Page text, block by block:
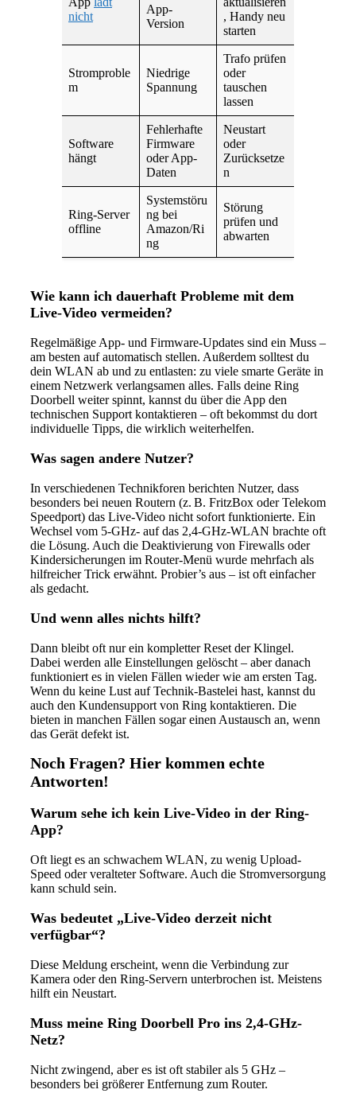
nicht
App-
Version
, Handy neu
starten
Stromproble
m
Niedrige
Spannung
Trafo prüfen
oder
tauschen
lassen
Software
hängt
Fehlerhafte
Firmware
oder App-
Daten
Neustart
oder
Zurücksetze
n
Ring-Server
offline
Systemstöru
ng bei
Amazon/Ri
ng
Störung
prüfen und
abwarten
Wie kann ich dauerhaft Probleme mit dem
Live-Video vermeiden?
Regelmäßige App- und Firmware-Updates sind ein Muss –
am besten auf automatisch stellen. Außerdem solltest du
dein WLAN ab und zu entlasten: zu viele smarte Geräte in
einem Netzwerk verlangsamen alles. Falls deine Ring
Doorbell weiter spinnt, kannst du über die App den
technischen Support kontaktieren – oft bekommst du dort
individuelle Tipps, die wirklich weiterhelfen.
Was sagen andere Nutzer?
In verschiedenen Technikforen berichten Nutzer, dass
besonders bei neuen Routern (z. B. FritzBox oder Telekom
Speedport) das Live-Video nicht sofort funktionierte. Ein
Wechsel vom 5-GHz- auf das 2,4-GHz-WLAN brachte oft
die Lösung. Auch die Deaktivierung von Firewalls oder
Kindersicherungen im Router-Menü wurde mehrfach als
hilfreicher Trick erwähnt. Probier’s aus – ist oft einfacher
als gedacht.
Und wenn alles nichts hilft?
Dann bleibt oft nur ein kompletter Reset der Klingel.
Dabei werden alle Einstellungen gelöscht – aber danach
funktioniert es in vielen Fällen wieder wie am ersten Tag.
Wenn du keine Lust auf Technik-Bastelei hast, kannst du
auch den Kundensupport von Ring kontaktieren. Die
bieten in manchen Fällen sogar einen Austausch an, wenn
das Gerät defekt ist.
Noch Fragen? Hier kommen echte
Antworten!
Warum sehe ich kein Live-Video in der Ring-
App?
Oft liegt es an schwachem WLAN, zu wenig Upload-
Speed oder veralteter Software. Auch die Stromversorgung
kann schuld sein.
Was bedeutet „Live-Video derzeit nicht
verfügbar“?
Diese Meldung erscheint, wenn die Verbindung zur
Kamera oder den Ring-Servern unterbrochen ist. Meistens
hilft ein Neustart.
Muss meine Ring Doorbell Pro ins 2,4-GHz-
Netz?
Nicht zwingend, aber es ist oft stabiler als 5 GHz –
besonders bei größerer Entfernung zum Router.